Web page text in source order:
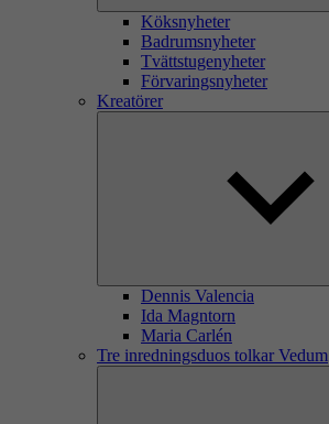
Köksnyheter
Badrumsnyheter
Tvättstugenyheter
Förvaringsnyheter
Kreatörer
Dennis Valencia
Ida Magntorn
Maria Carlén
Tre inredningsduos tolkar Vedum